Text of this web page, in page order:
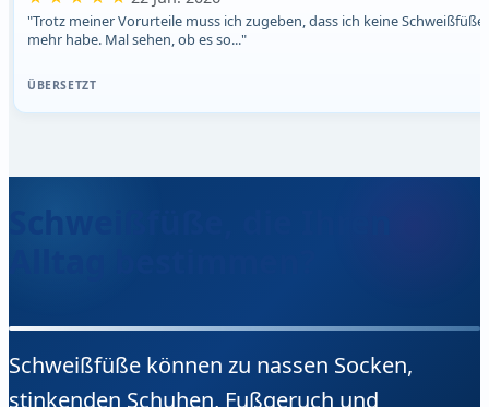
"Trotz meiner Vorurteile muss ich zugeben, dass ich keine Schweißfüße
mehr habe. Mal sehen, ob es so..."
ÜBERSETZT
Schweißfüße können zu nassen Socken,
stinkenden Schuhen, Fußgeruch und